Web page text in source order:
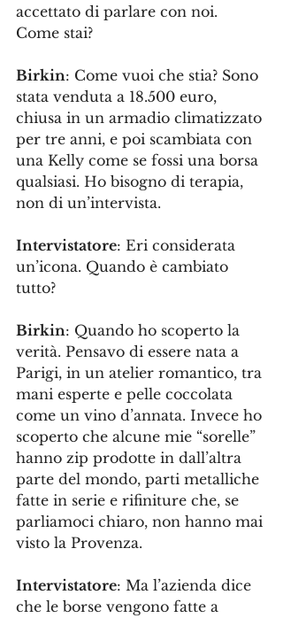
accettato di parlare con noi.
Come stai?
Birkin: Come vuoi che stia? Sono
stata venduta a 18.500 euro,
chiusa in un armadio climatizzato
per tre anni, e poi scambiata con
una Kelly come se fossi una borsa
qualsiasi. Ho bisogno di terapia,
non di un’intervista.
Intervistatore: Eri considerata
un’icona. Quando è cambiato
tutto?
Birkin: Quando ho scoperto la
verità. Pensavo di essere nata a
Parigi, in un atelier romantico, tra
mani esperte e pelle coccolata
come un vino d’annata. Invece ho
scoperto che alcune mie “sorelle”
hanno zip prodotte in dall’altra
parte del mondo, parti metalliche
fatte in serie e rifiniture che, se
parliamoci chiaro, non hanno mai
visto la Provenza.
Intervistatore: Ma l’azienda dice
che le borse vengono fatte a